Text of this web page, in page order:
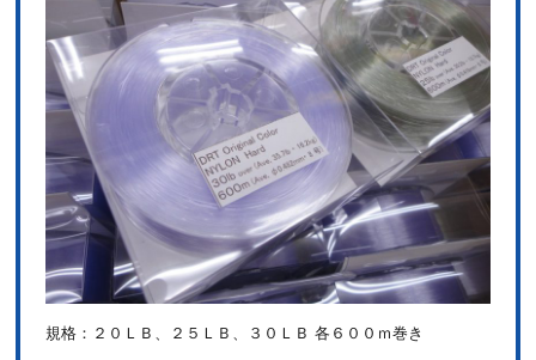
規格：２０ＬＢ、２５ＬＢ、３０ＬＢ 各６００ｍ巻き